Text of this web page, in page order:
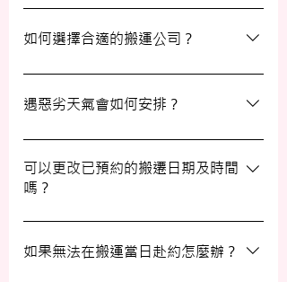
我們的報價透明，會根據您提供的物品清單
提供合理預算，絕無隱藏費用。除非搬運當
約定的費用。
如何選擇合適的搬運公司？
選擇一間合適的搬運公司非常重要，建議您
選擇經驗豐富、提供專業服務且預算合理的
擇！
遇惡劣天氣會如何安排？
如搬屋當日遇上惡劣天氣，我們會提前與您
聯絡並安排改期。具體安排如下： 黑色暴
雨或八號熱帶氣旋警告於早上十時前發出：
我們會即時更新安排。 工作時間內解除警
可以更改已預約的搬遷日期及時間
嗎？
如果需要更改或取消已預約的搬運服務，請
在預定搬運日期前至少兩個工作日的下午三
如果無法在搬運當日赴約怎麼辦？